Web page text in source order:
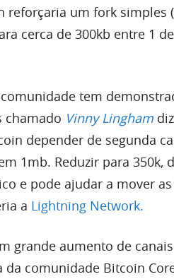
reforçaria um fork simples (
cerca de 300kb entre 1
tem
chamado Vinny Lingham
depender de segunda
1mb. Reduzir para 350k,
e pode ajudar a mover
a Lightning Network.
grande aumento de
comunidade Bitcoin